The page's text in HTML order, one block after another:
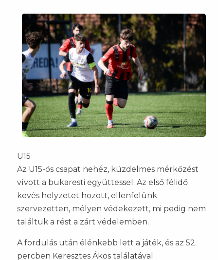
U15
Az U15-ös csapat nehéz, küzdelmes mérkőzést
vívott a bukaresti együttessel. Az első félidő
kevés helyzetet hozott, ellenfelünk
szervezetten, mélyen védekezett, mi pedig nem
találtuk a rést a zárt védelemben.
A fordulás után élénkebb lett a játék, és az 52.
percben Keresztes Ákos találatával